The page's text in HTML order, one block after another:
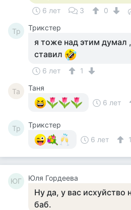
6 лет 3 0
Tp Tpикcтep
я тоже над этим думал
ставил
6 лет 1
Та
Таня
6 лет
Tp
Tpикcтep
6 лет
1
ЮГ Юля Гордеева
Ну да, у вас исхуйство
баб.